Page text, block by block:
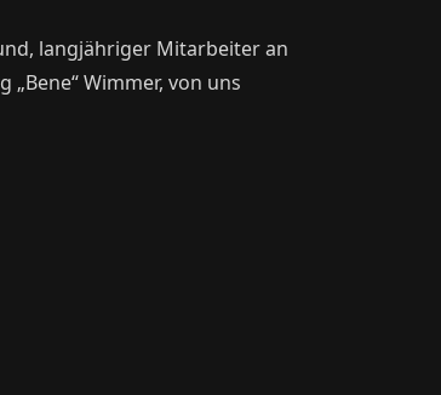
langjähriger Mitarbeiter an
Wimmer, von uns